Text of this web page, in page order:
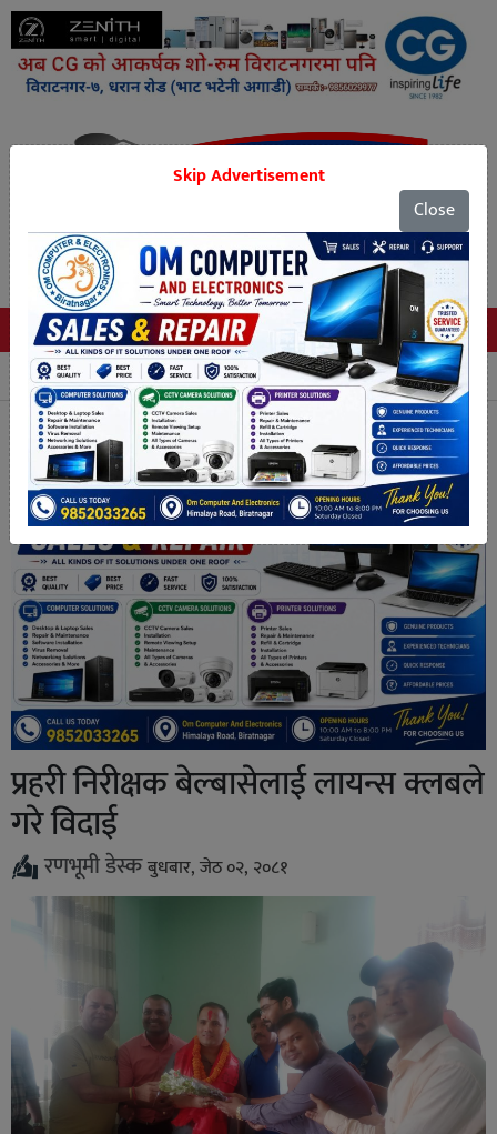
Tags
प्रहरी निरीक्षक बेल्बासेलाई लायन्स क्लबले
गरे विदाई
रणभूमी डेस्कबुधबार, जेठ ०२, २०८१
Skip Advertisement
Close